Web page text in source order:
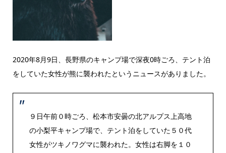
2020年8月9日、長野県のキャンプ場で深夜0時ごろ、テント泊
をしていた女性が熊に襲われたというニュースがありました。
９日午前０時ごろ、松本市安曇の北アルプス上高地
の小梨平キャンプ場で、テント泊をしていた５０代
女性がツキノワグマに襲われた。女性は右脚を１０